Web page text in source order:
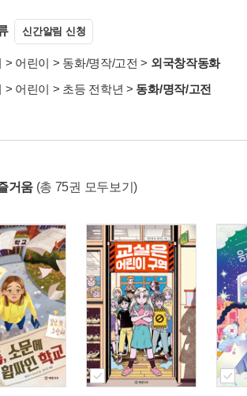
신간알림 신청
> 어린이 > 동화/명작/고전 > 외국창작동화
> 어린이 > 초등 전학년 > 동화/명작/고전
거움 (총 75권 모두보기)